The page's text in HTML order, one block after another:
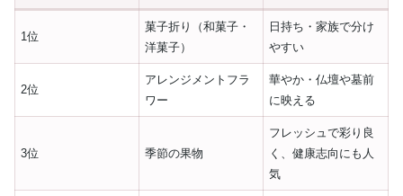
1位
菓子折り（和菓子・
洋菓子）
日持ち・家族で分け
やすい
2位
アレンジメントフラ
ワー
華やか・仏壇や墓前
に映える
3位 季節の果物
フレッシュで彩り良
く、健康志向にも人
気